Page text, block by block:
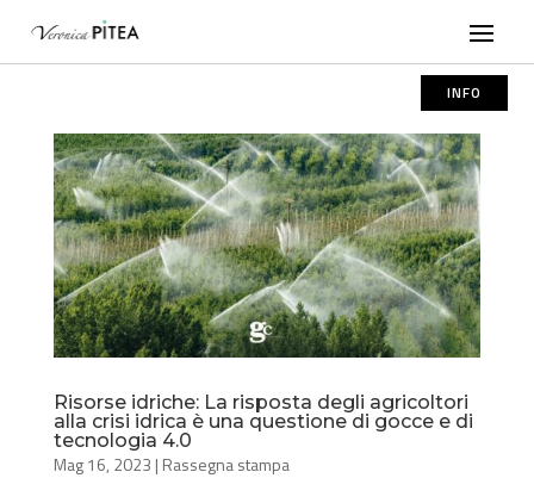
INFO
Risorse idriche: La risposta degli agricoltori
alla crisi idrica è una questione di gocce e di
tecnologia 4.0
Mag 16, 2023 | Rassegna stampa